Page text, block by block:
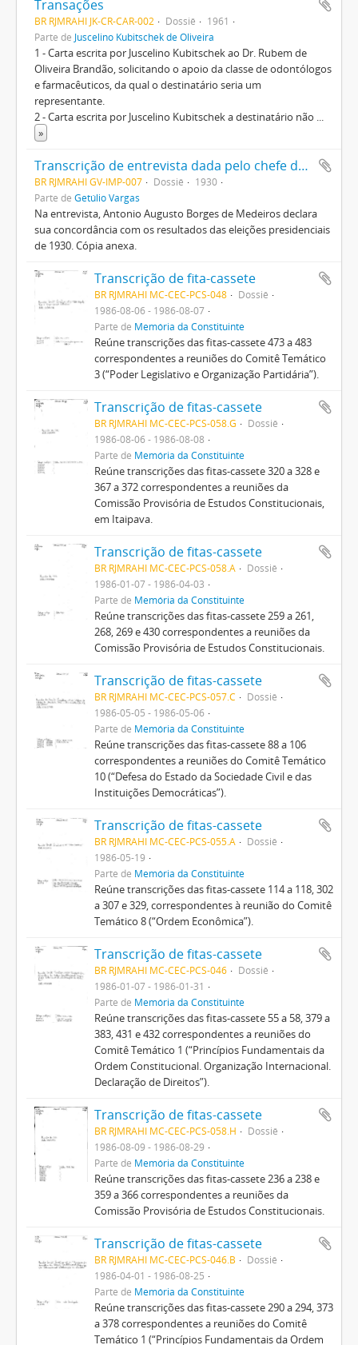
Transações
BR RJMRAHI JK-CR-CAR-002 Dossiê
1961
Parte de Juscelino Kubitschek de Oliveira
1 - Carta escrita por Juscelino Kubitschek ao Dr. Rubem de
Oliveira Brandão, solicitando o apoio da classe de odontólogos
e farmacêuticos, da qual o destinatário seria um
representante.
2 - Carta escrita por Juscelino Kubitschek a destinatário não ...
»
Transcrição de entrevista dada pelo chefe do Partido Republicano Riograndense, Antonio Augusto Borges de Medeiros, ao Diário de Notícias de Porto Alegre
BR RJMRAHI GV-IMP-007 Dossiê
1930
Parte de Getúlio Vargas
Na entrevista, Antonio Augusto Borges de Medeiros declara
sua concordância com os resultados das eleições presidenciais
de 1930. Cópia anexa.
Transcrição de fita-cassete
BR RJMRAHI MC-CEC-PCS-048
Dossiê
1986-08-06 - 1986-08-07
Parte de Memória da Constituinte
Reúne transcrições das fitas-cassete 473 a 483
correspondentes a reuniões do Comitê Temático
3 (“Poder Legislativo e Organização Partidária”).
Transcrição de fitas-cassete
BR RJMRAHI MC-CEC-PCS-058.G
Dossiê
1986-08-06 - 1986-08-08
Parte de Memória da Constituinte
Reúne transcrições das fitas-cassete 320 a 328 e
367 a 372 correspondentes a reuniões da
Comissão Provisória de Estudos Constitucionais,
em Itaipava.
Transcrição de fitas-cassete
BR RJMRAHI MC-CEC-PCS-058.A
Dossiê
1986-01-07 - 1986-04-03
Parte de Memória da Constituinte
Reúne transcrições das fitas-cassete 259 a 261,
268, 269 e 430 correspondentes a reuniões da
Comissão Provisória de Estudos Constitucionais.
Transcrição de fitas-cassete
BR RJMRAHI MC-CEC-PCS-057.C
Dossiê
1986-05-05 - 1986-05-06
Parte de Memória da Constituinte
Reúne transcrições das fitas-cassete 88 a 106
correspondentes a reuniões do Comitê Temático
10 (“Defesa do Estado da Sociedade Civil e das
Instituições Democráticas”).
Transcrição de fitas-cassete
BR RJMRAHI MC-CEC-PCS-055.A
Dossiê
1986-05-19
Parte de Memória da Constituinte
Reúne transcrições das fitas-cassete 114 a 118, 302
a 307 e 329, correspondentes à reunião do Comitê
Temático 8 (“Ordem Econômica”).
Transcrição de fitas-cassete
BR RJMRAHI MC-CEC-PCS-046
Dossiê
1986-01-07 - 1986-01-31
Parte de Memória da Constituinte
Reúne transcrições das fitas-cassete 55 a 58, 379 a
383, 431 e 432 correspondentes a reuniões do
Comitê Temático 1 (“Princípios Fundamentais da
Ordem Constitucional. Organização Internacional.
Declaração de Direitos”).
Transcrição de fitas-cassete
BR RJMRAHI MC-CEC-PCS-058.H
Dossiê
1986-08-09 - 1986-08-29
Parte de Memória da Constituinte
Reúne transcrições das fitas-cassete 236 a 238 e
359 a 366 correspondentes a reuniões da
Comissão Provisória de Estudos Constitucionais.
Transcrição de fitas-cassete
BR RJMRAHI MC-CEC-PCS-046.B
Dossiê
1986-04-01 - 1986-08-25
Parte de Memória da Constituinte
Reúne transcrições das fitas-cassete 290 a 294, 373
a 378 correspondentes a reuniões do Comitê
Temático 1 (“Princípios Fundamentais da Ordem